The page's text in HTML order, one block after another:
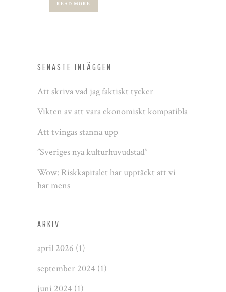
READ MORE
SENASTE INLÄGGEN
Att skriva vad jag faktiskt tycker
Vikten av att vara ekonomiskt kompatibla
Att tvingas stanna upp
”Sveriges nya kulturhuvudstad”
Wow: Riskkapitalet har upptäckt att vi
har mens
ARKIV
april 2026 (1)
september 2024 (1)
juni 2024 (1)